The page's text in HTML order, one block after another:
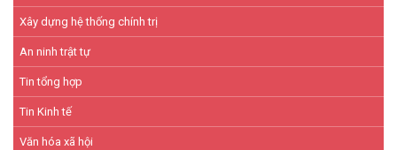
Xây dựng hệ thống chính trị
An ninh trật tự
Tin tổng hợp
Tin Kinh tế
Văn hóa xã hội